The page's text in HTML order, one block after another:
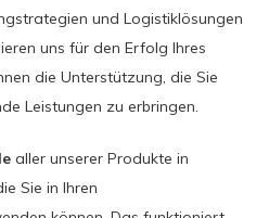
und Logistiklösungen
uns für den Erfolg Ihres
die Unterstützung, die Sie
Leistungen zu erbringen.
aller unserer Produkte in
Sie in Ihren